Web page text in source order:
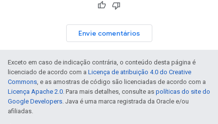
Envie comentários
Exceto em caso de indicação contrária, o conteúdo desta página é
licenciado de acordo com a Licença de atribuição 4.0 do Creative
Commons, e as amostras de código são licenciadas de acordo com a
Licença Apache 2.0. Para mais detalhes, consulte as políticas do site do
Google Developers. Java é uma marca registrada da Oracle e/ou
afiliadas.